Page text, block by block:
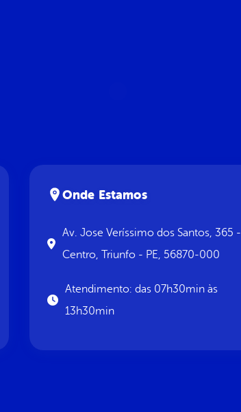
Onde Estamos
Av. Jose Veríssimo dos Santos, 365 -
Centro, Triunfo - PE, 56870-000
Atendimento: das 07h30min às
13h30min